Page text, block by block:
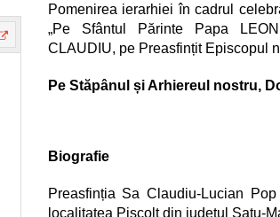
Pomenirea ierarhiei în cadrul
„Pe Sfântul Părinte Papa
CLAUDIU, pe Preasfințit Episcopul
Pe Stăpânul și Arhiereul nostru,
Biografie
Preasfinția Sa Claudiu-Lucian
localitatea Pișcolt din județul Satu-